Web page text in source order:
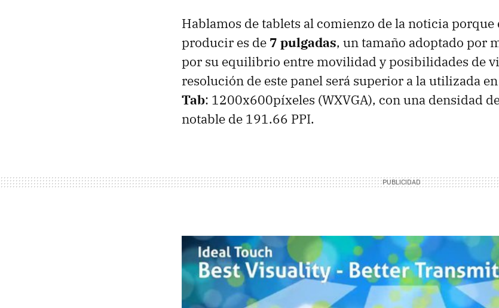
Hablamos de tablets al comienzo de la noticia porque
producir es de 7 pulgadas, un tamaño adoptado por
por su equilibrio entre movilidad y posibilidades de
resolución de este panel será superior a la utilizada
Tab: 1200x600píxeles (WXVGA), con una densidad
notable de 191.66 PPI.